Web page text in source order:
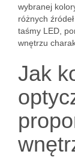
wybranej
różnych
taśmy LED,
wnętrzu
Jak